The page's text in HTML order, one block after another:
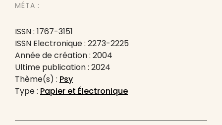
MÉTA :
ISSN : 1767-3151
ISSN Electronique : 2273-2225
Année de création : 2004
Ultime publication : 2024
Thème(s) : Psy
Type : Papier et Électronique